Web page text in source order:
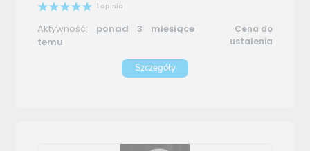
1 opinia
Aktywność: ponad 3 miesiące
temu
Cena do
ustalenia
Szczegóły